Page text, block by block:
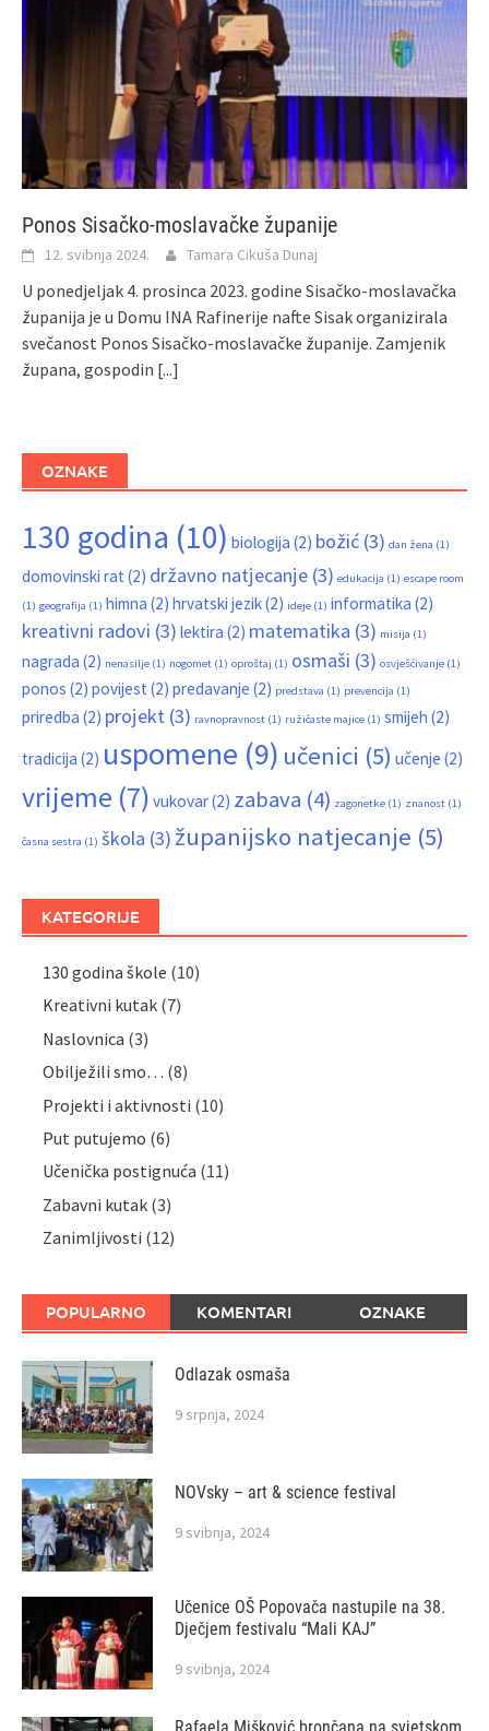
Ponos Sisačko-moslavačke županije
12. svibnja 2024. Tamara Cikuša Dunaj
U ponedjeljak 4. prosinca 2023. godine Sisačko-moslavačka
županija je u Domu INA Rafinerije nafte Sisak organizirala
svečanost Ponos Sisačko-moslavačke županije. Zamjenik
župana, gospodin [...]
OZNAKE
130 godina (10) biologija (2) božić (3) dan žena (1)
domovinski rat (2) državno natjecanje (3) edukacija (1) escape room
(1) geografija (1) himna (2) hrvatski jezik(2) ideje (1) informatika (2)
kreativni radovi (3) lektira (2) matematika (3) misija (1)
nagrada (2) nenasilje (1) nogomet (1) oproštaj (1) osmaši (3) osvješćivanje (1)
ponos (2) povijest (2) predavanje (2) predstava (1) prevencija (1)
priredba (2) projekt (3) ravnopravnost (1) ružičaste majice (1) smijeh (2)
tradicija (2) uspomene (9) učenici (5) učenje (2)
vrijeme (7) vukovar(2) zabava (4) zagonetke (1) znanost (1)
časna sestra (1) škola (3) županijsko natjecanje (5)
KATEGORIJE
130 godina škole (10)
Kreativni kutak (7)
Naslovnica (3)
Obilježili smo… (8)
Projekti i aktivnosti (10)
Put putujemo (6)
Učenička postignuća (11)
Zabavni kutak (3)
Zanimljivosti (12)
POPULARNO KOMENTARI OZNAKE
Odlazak osmaša
9 srpnja, 2024
NOVsky – art & science festival
9 svibnja, 2024
Učenice OŠ Popovača nastupile na 38.
Dječjem festivalu “Mali KAJ”
9 svibnja, 2024